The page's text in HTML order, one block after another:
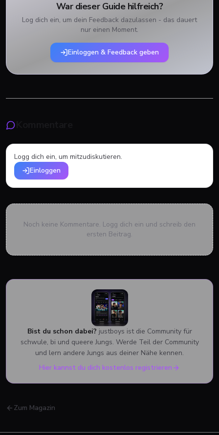
War dieser Guide hilfreich?
Log dich ein, um dein Feedback dazulassen - das dauert
nur einen Moment.
Einloggen & Feedback geben
Logg dich ein, um mitzudiskutieren.
Einloggen
Noch keine Kommentare. Logg dich ein und schreib den
ersten Beitrag.
Bist du schon dabei? justboys ist die Community für
schwule, bi und queere Jungs. Werde Teil der Community
und lern andere Jungs aus deiner Nähe kennen.
Hier kannst du dich kostenlos registrieren
Zum Magazin